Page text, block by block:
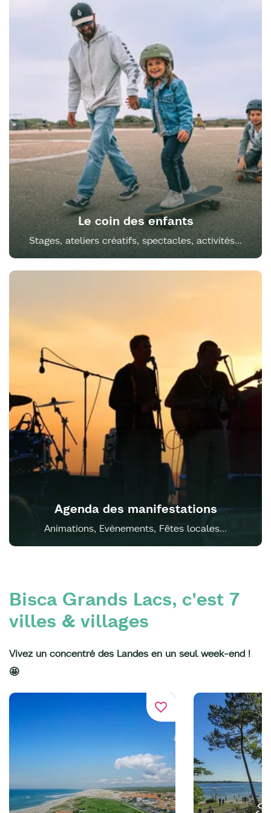
Le coin des enfants
Stages, ateliers créatifs, spectacles, activités...
Agenda des manifestations
Animations, Evènements, Fêtes locales...
Bisca Grands Lacs, c'est 7
villes & villages
Vivez un concentré des Landes en un seul week-end !
🤩
favorite_border